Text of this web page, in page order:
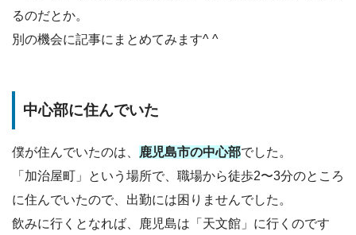
るのだとか。
別の機会に記事にまとめてみます^ ^
中心部に住んでいた
僕が住んでいたのは、 鹿児島市の中心部でした。
「加治屋町」という場所で、職場から徒歩2〜3分のところ
に住んでいたので、出勤には困りませんでした。
飲みに行くとなれば、鹿児島は「天文館」に行くのです